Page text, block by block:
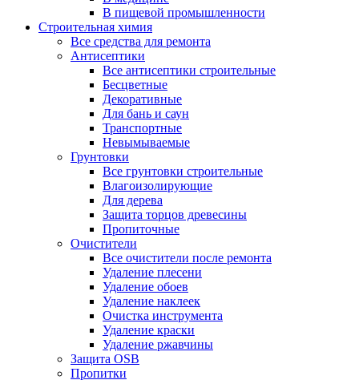
В пищевой промышленности
Строительная химия
Все средства для ремонта
Антисептики
Все антисептики строительные
Бесцветные
Декоративные
Для бань и саун
Транспортные
Невымываемые
Грунтовки
Все грунтовки строительные
Влагоизолирующие
Для дерева
Защита торцов древесины
Пропиточные
Очистители
Все очистители после ремонта
Удаление плесени
Удаление обоев
Удаление наклеек
Очистка инструмента
Удаление краски
Удаление ржавчины
Защита OSB
Пропитки